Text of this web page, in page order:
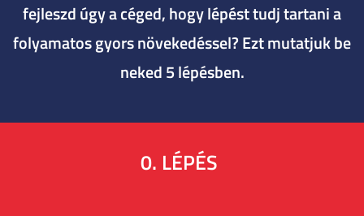
fejleszd úgy a céged, hogy lépést tudj tartani a
folyamatos gyors növekedéssel? Ezt mutatjuk be
neked 5 lépésben.
0. LÉPÉS